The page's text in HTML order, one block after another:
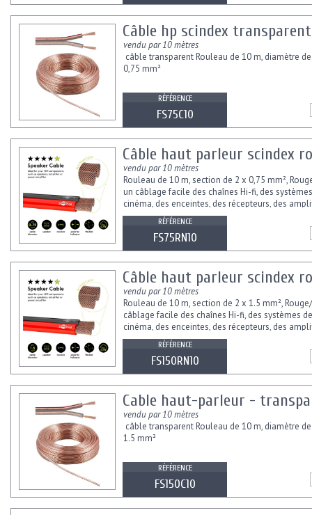
Câble hp scindex
vendu par 10 mètres
câble transparent Rouleau de 10 m, diamètre
0,75 mm²
RÉFÉRENCE
FS75C10
Câble haut parleur scindex
vendu par 10 mètres
Rouleau de 10 m, section de 2 x 0,75 mm²,
un câblage facile des chaînes Hi-fi, des
cinéma, des enceintes, des récepteurs, des
des amplificateurs de...
RÉFÉRENCE
FS75RN10
Câble haut parleur scindex
vendu par 10 mètres
Rouleau de 10 m, section de 2 x 1.5 mm²,
câblage facile des chaînes Hi-fi, des systèmes
cinéma, des enceintes, des récepteurs, des
des amplificateurs...
RÉFÉRENCE
FS150RN10
Cable haut-parleur -
vendu par 10 mètres
câble transparent Rouleau de 10 m, diamètre
1.5 mm²
RÉFÉRENCE
FS150C10